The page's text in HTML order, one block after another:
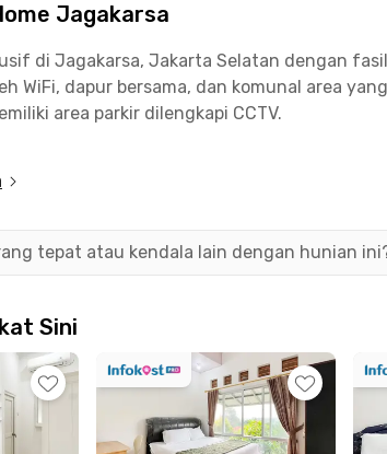
Jagakarsa
di Jagakarsa, Jakarta Selatan dengan
WiFi, dapur bersama, dan komunal area
area parkir dilengkapi CCTV.
Yuk, langsung pilih tempat tinggal
tepat atau kendala lain dengan hunian
Sini